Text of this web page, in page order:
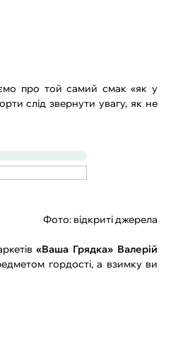
про той самий смак «як у
слід звернути увагу, як не
Фото: відкриті джерела
«Ваша Грядка» Валерій
гордості, а взимку ви